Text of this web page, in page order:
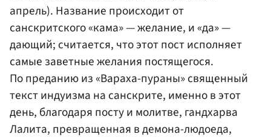
апрель). Название происходит от
санскритского «кама» — желание, и «да» —
дающий; считается, что этот пост исполняет
самые заветные желания постящегося.
По преданию из «Вараха-пураны»священный
текст индуизма на санскрите, именно в этот
день, благодаря посту и молитве, гандхарва
Лалита, превращенная в демона-людоеда,